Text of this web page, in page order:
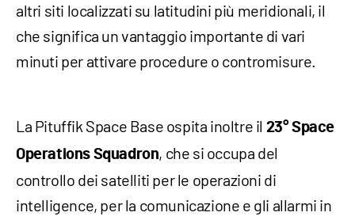
altri siti localizzati su latitudini più meridionali, il
che significa un vantaggio importante di vari
minuti per attivare procedure o contromisure.
La Pituffik Space Base ospita inoltre il 23° Space
Operations Squadron, che si occupa del
controllo dei satelliti per le operazioni di
intelligence, per la comunicazione e gli allarmi in